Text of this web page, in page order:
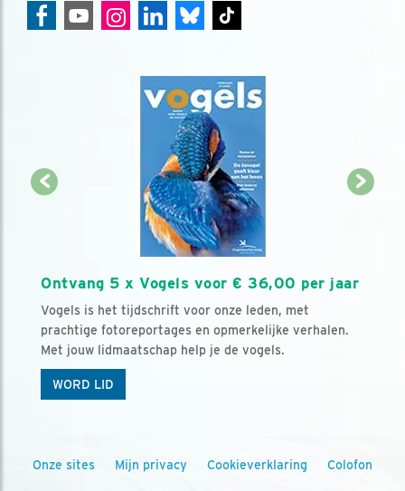
Ontvang 5 x Vogels voor € 36,00 per jaar
Vogels is het tijdschrift voor onze leden, met
prachtige fotoreportages en opmerkelijke verhalen.
Met jouw lidmaatschap help je de vogels.
WORD LID
Onze sites Mijn privacy Cookieverklaring Colofon